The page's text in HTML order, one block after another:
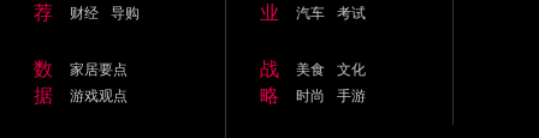
荐
财经
导购
业
汽车
考试
数
据
家居要点
游戏观点
战
略
美食
文化
时尚
手游